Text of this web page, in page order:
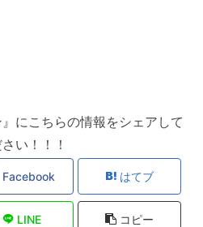
にこちらの情報をシェアして
さい！！！
Facebook はてブ
LINE コピー